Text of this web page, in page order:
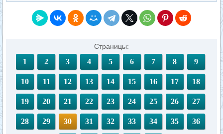
Страницы:
1 2 3 4 5 6 7 8 9
10 11 12 13 14 15 16 17 18
19 20 21 22 23 24 25 26 27
28 29 30 31 32 33 34 35 36